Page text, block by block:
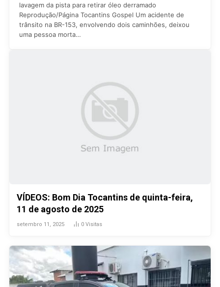
lavagem da pista para retirar óleo derramado
Reprodução/Página Tocantins Gospel Um acidente de
trânsito na BR-153, envolvendo dois caminhões, deixou
uma pessoa morta…
VÍDEOS: Bom Dia Tocantins de quinta-feira,
11 de agosto de 2025
setembro 11, 2025 0 Visitas